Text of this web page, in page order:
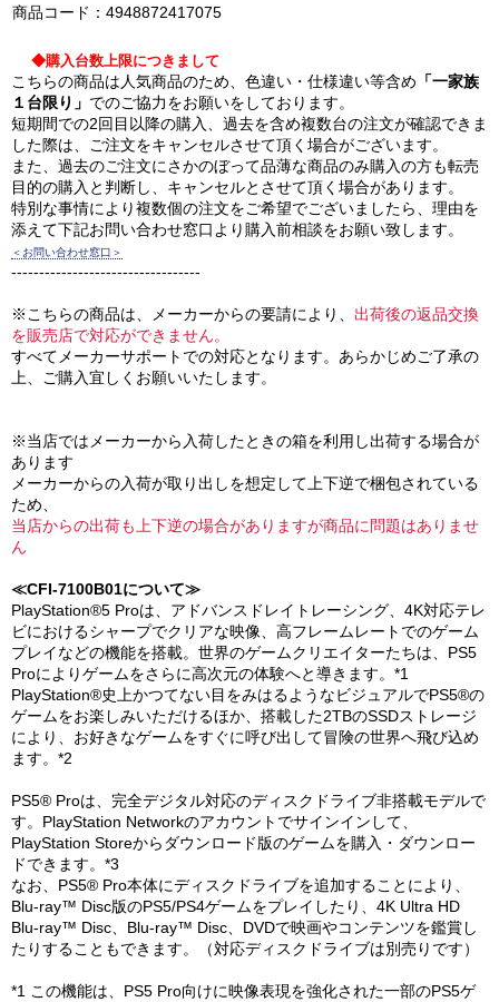
商品コード：4948872417075
◆購入台数上限につきまして
こちらの商品は人気商品のため、色違い・仕様違い等含め 「一家族
１台限り」 でのご協力をお願いをしております。
短期間での2回目以降の購入、過去を含め複数台の注文が確認できま
した際は、ご注文をキャンセルさせて頂く場合がございます。
また、過去のご注文にさかのぼって品薄な商品のみ購入の方も転売
目的の購入と判断し、キャンセルとさせて頂く場合があります。
特別な事情により複数個の注文をご希望でございましたら、理由を
添えて下記お問い合わせ窓口より購入前相談をお願い致します。
＜お問い合わせ窓口＞
----------------------------------
※こちらの商品は、メーカーからの要請により、 出荷後の返品交換
を販売店で対応ができません。
すべてメーカーサポートでの対応となります。あらかじめご了承の
上、ご購入宜しくお願いいたします。
※当店ではメーカーから入荷したときの箱を利用し出荷する場合が
あります
メーカーからの入荷が取り出しを想定して上下逆で梱包されている
ため、
当店からの出荷も上下逆の場合がありますが商品に問題はありませ
ん
≪CFI-7100B01について≫
PlayStation®5 Proは、アドバンスドレイトレーシング、4K対応テレ
ビにおけるシャープでクリアな映像、高フレームレートでのゲーム
プレイなどの機能を搭載。世界のゲームクリエイターたちは、PS5
Proによりゲームをさらに高次元の体験へと導きます。*1
PlayStation®史上かつてない目をみはるようなビジュアルでPS5®の
ゲームをお楽しみいただけるほか、搭載した2TBのSSDストレージ
により、お好きなゲームをすぐに呼び出して冒険の世界へ飛び込め
ます。*2
PS5® Proは、完全デジタル対応のディスクドライブ非搭載モデルで
す。PlayStation Networkのアカウントでサインインして、
PlayStation Storeからダウンロード版のゲームを購入・ダウンロー
ドできます。*3
なお、PS5® Pro本体にディスクドライブを追加することにより、
Blu-ray™ Disc版のPS5/PS4ゲームをプレイしたり、4K Ultra HD
Blu-ray™ Disc、Blu-ray™ Disc、DVDで映画やコンテンツを鑑賞し
たりすることもできます。（対応ディスクドライブは別売りです）
*1 この機能は、PS5 Pro向けに映像表現を強化された一部のPS5ゲ